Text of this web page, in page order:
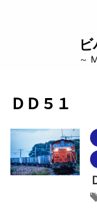
～
ＤＤ５１